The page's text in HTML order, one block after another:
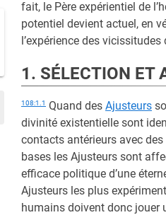
fait, le Père expérientiel de
potentiel devient actuel, en
l’expérience des
1. SÉLECTION ET
108:1.1 Quand des Ajusteurs
divinité existentielle sont
contacts antérieurs avec
bases les Ajusteurs sont
efficace politique d’une
Ajusteurs les plus
humains doivent donc jouer